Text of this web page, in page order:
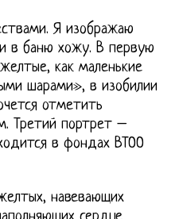
Я изображаю
в баню хожу. В первую
как маленькие
шарами», в изобилии
отметить
Третий портрет –
в фондах ВТОО
навевающих